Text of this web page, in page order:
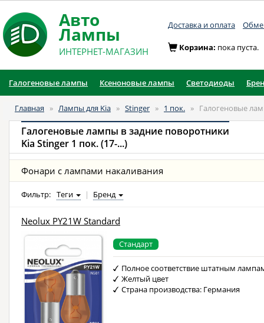
Авто
Лампы
ИНТЕРНЕТ-МАГАЗИН
Доставка и оплата
Корзина: пока пуста.
Галогеновые лампы Ксеноновые лампы Светодиоды
Главная » Лампы для Kia » Stinger » 1 пок. » Галогеновые
Галогеновые лампы в задние поворотники
Kia Stinger 1 пок. (17-...)
Фонари с лампами накаливания
Фильтр: Теги | Бренд
Neolux PY21W Standard
Стандарт
Полное соответствие штатным
Желтый цвет
Страна производства: Германия